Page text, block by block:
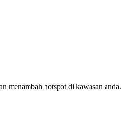
menambah hotspot di kawasan anda.